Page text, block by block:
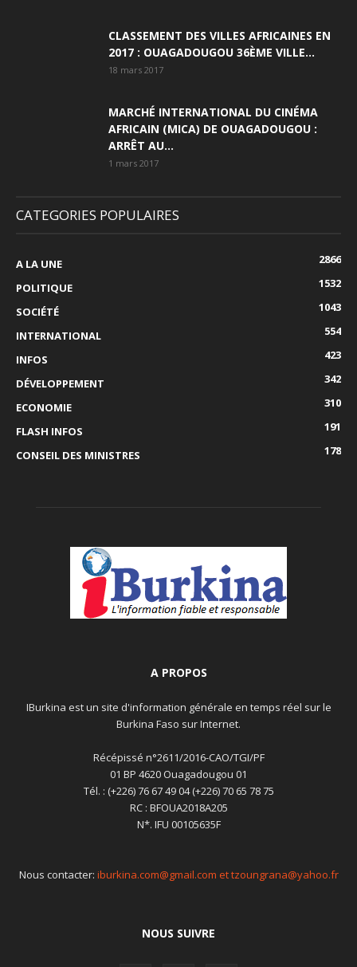
CLASSEMENT DES VILLES AFRICAINES EN
2017 : OUAGADOUGOU 36ÈME VILLE...
18 mars 2017
MARCHÉ INTERNATIONAL DU CINÉMA
AFRICAIN (MICA) DE OUAGADOUGOU :
ARRÊT AU...
1 mars 2017
CATEGORIES POPULAIRES
A LA UNE
2866
POLITIQUE
1532
SOCIÉTÉ
1043
INTERNATIONAL
554
INFOS
423
DÉVELOPPEMENT
342
ECONOMIE
310
FLASH INFOS
191
CONSEIL DES MINISTRES
178
A PROPOS
IBurkina est un site d'information générale en temps réel sur le
Burkina Faso sur Internet.
Récépissé n°2611/2016-CAO/TGI/PF
01 BP 4620 Ouagadougou 01
Tél. : (+226) 76 67 49 04 (+226) 70 65 78 75
RC : BFOUA2018A205
N*. IFU 00105635F
Nous contacter: iburkina.com@gmail.com et tzoungrana@yahoo.fr
NOUS SUIVRE